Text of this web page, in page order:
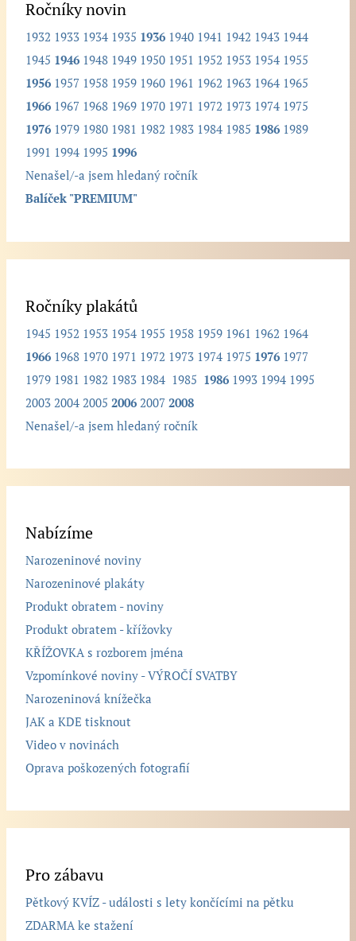
Ročníky novin
1932 1933 1934 1935 1936 1940 1941 1942 1943 1944
1945 1946 1948 1949 1950 1951 1952 1953 1954 1955
1956 1957 1958 1959 1960 1961 1962 1963 1964 1965
1966 1967 1968 1969 1970 1971 1972 1973 1974 1975
1976 1979 1980 1981 1982 1983 1984 1985 1986 1989
1991 1994 1995 1996
Nenašel/-a jsem hledaný ročník
Balíček "PREMIUM"
Ročníky plakátů
1945 1952 1953 1954 1955 1958 1959 1961 1962 1964
1966 1968 1970 1971 1972 1973 1974 1975 1976 1977
1979 1981 1982 1983 1984 1985 1986 1993 1994 1995
2003 2004 2005 2006 2007 2008
Nenašel/-a jsem hledaný ročník
Nabízíme
Narozeninové noviny
Narozeninové plakáty
Produkt obratem - noviny
Produkt obratem - křížovky
KŘÍŽOVKA s rozborem jména
Vzpomínkové noviny - VÝROČÍ SVATBY
Narozeninová knížečka
JAK a KDE tisknout
Video v novinách
Oprava poškozených fotografií
Pro zábavu
Pětkový KVÍZ - události s lety končícími na pětku
ZDARMA ke stažení